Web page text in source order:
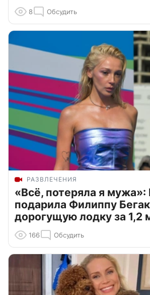
8 Обсудить
РАЗВЛЕЧЕНИЯ
«Всё, потеряла я мужа»:
подарила Филиппу
дорогущую лодку за 1,2
166 Обсудить